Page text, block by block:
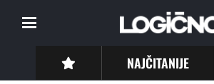
NAJČITANIJE